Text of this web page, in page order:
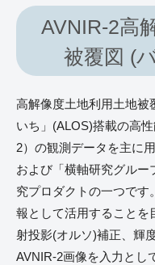
AVNIR-2高
被覆図 (
高解像度土地利用土地被
いち」(ALOS)搭載の高
2）の観測データを主に
および「横軸研究グル
究プロダクトの一つで
報として活用することを
射投影(オルソ)補正、輝
AVNIR-2画像を入力とし